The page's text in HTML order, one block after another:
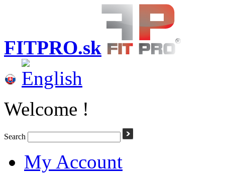
FITPRO.sk
Welcome !
Search
My Account